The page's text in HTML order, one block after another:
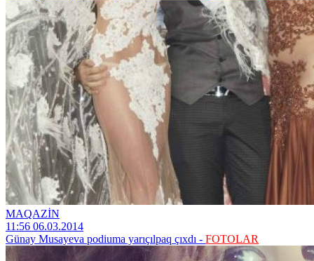
MAQAZİN
11:56 06.03.2014
Günay Musayeva podiuma yarıçılpaq çıxdı - FOTOLAR